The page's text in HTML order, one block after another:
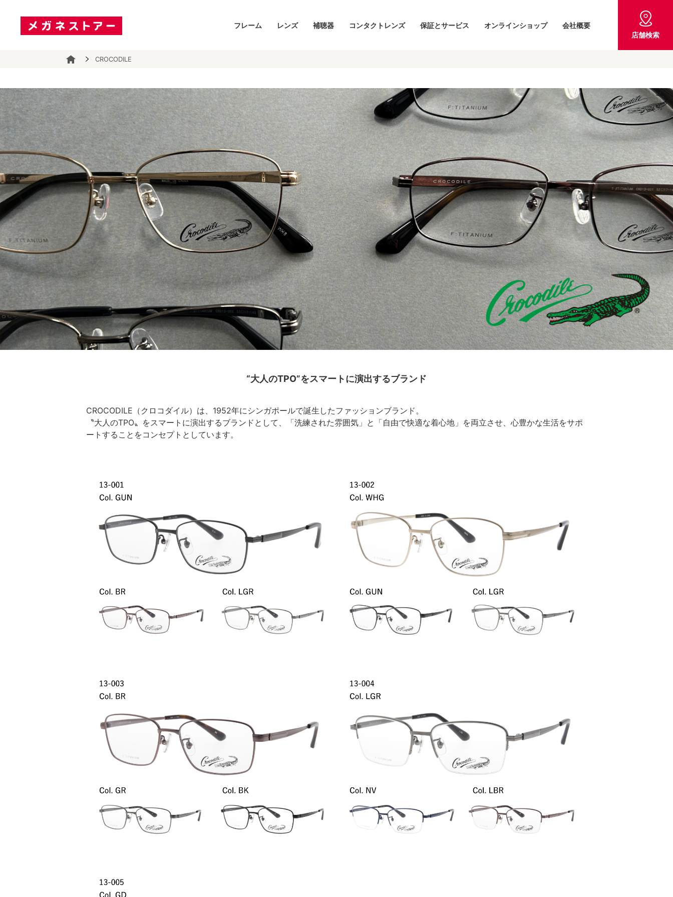
フレーム レンズ 補聴器 コンタクトレンズ 保証とサービス オンラインショップ
会社概要
店舗検索
CROCODILE
“大人のTPO”をスマートに演出するブランド
CROCODILE（クロコダイル）は、1952年にシンガポールで誕生したファッションブランド。
〝大人のTPO〟をスマートに演出するブランドとして、「洗練された雰囲気」と「自由で快適な着心地」を両立させ、心豊かな生活をサポ
ートすることをコンセプトとしています。